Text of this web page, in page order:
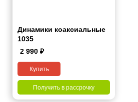
Динамики коаксиальные
1035
2 990 ₽
Купить
Получить в рассрочку